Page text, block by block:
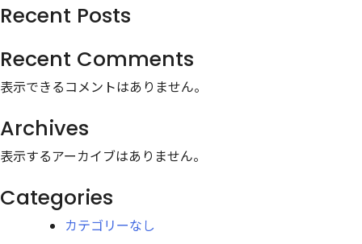
Recent Posts
Recent Comments
表示できるコメントはありません。
Archives
表示するアーカイブはありません。
Categories
カテゴリーなし